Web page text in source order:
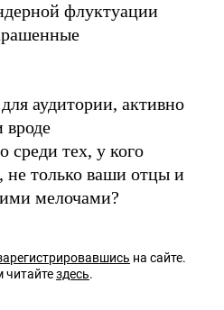
флуктуации
аудитории, активно
среди тех, у кого
не только ваши отцы и
мелочами?
на сайте.
здесь.